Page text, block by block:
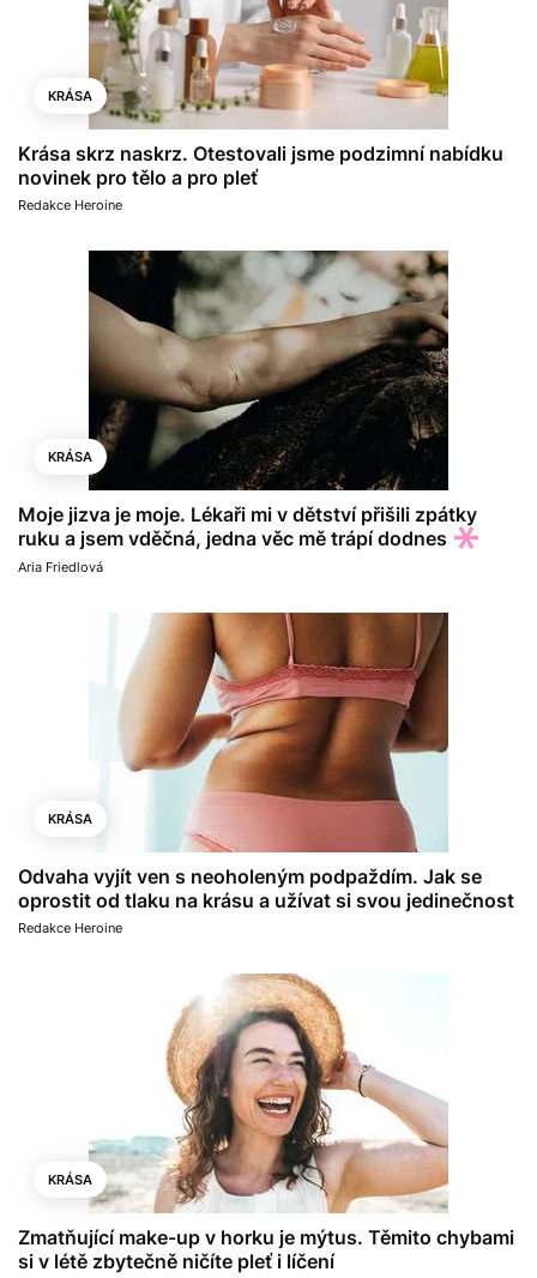
KRÁSA
Krása skrz naskrz. Otestovali jsme podzimní nabídku
novinek pro tělo a pro pleť
Redakce Heroine
KRÁSA
Moje jizva je moje. Lékaři mi v dětství přišili zpátky
ruku a jsem vděčná, jedna věc mě trápí dodnes
Aria Friedlová
KRÁSA
Odvaha vyjít ven s neoholeným podpaždím. Jak se
oprostit od tlaku na krásu a užívat si svou jedinečnost
Redakce Heroine
KRÁSA
Zmatňující make-up v horku je mýtus. Těmito chybami
si v létě zbytečně ničíte pleť i líčení